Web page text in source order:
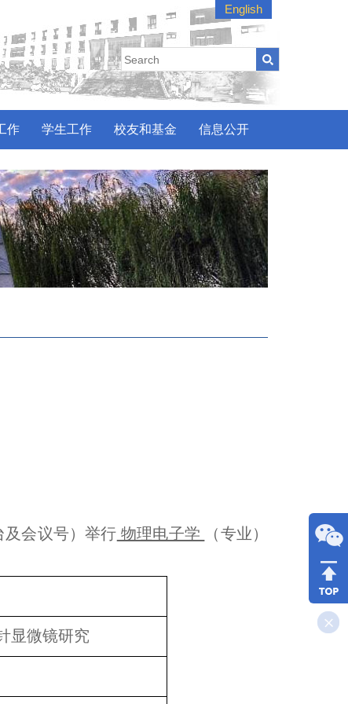
English
作 学生工作 校友和基金 信息公开
及会议号）举行 物理电子学
（专业）
显微镜研究